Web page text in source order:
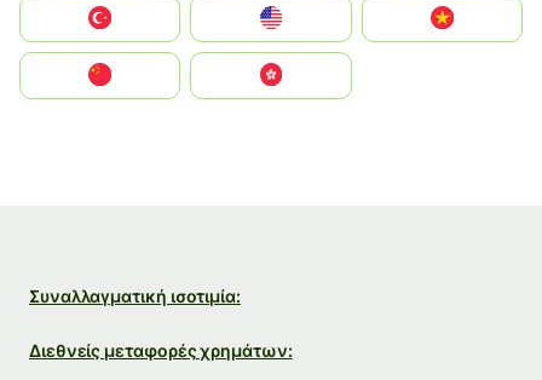
United States
中國香港特別行政區
Συναλλαγματική ισοτιμία:
Διεθνείς μεταφορές χρημάτων: